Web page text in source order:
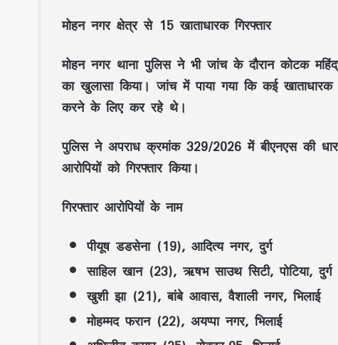
मोहन नगर क्षेत्र से 15 खाताधारक गिरफ्तार
मोहन नगर थाना पुलिस ने भी जांच के दौरान कोटक
का खुलासा किया। जांच में पाया गया कि कई
करने के लिए कर रहे थे।
पुलिस ने अपराध क्रमांक 329/2026 में बीएनएस की
आरोपियों को गिरफ्तार किया।
गिरफ्तार आरोपियों के नाम
पीयूष डडसेना (19), आदित्य नगर, दुर्ग
साहिल खान (23), ऋषभ साउथ सिटी, पोटिया, दुर्ग
खुशी झा (21), बांबे आवास, वैशाली नगर, भिलाई
मोहम्मद फरान (22), अयप्पा नगर, भिलाई